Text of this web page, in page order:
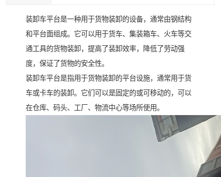
装卸车平台是一种用于货物装卸的设备，通常由钢结构
和平台面组成。它可以用于货车、集装箱车、火车等交
通工具的货物装卸，提高了装卸效率，降低了劳动强
度，保证了货物的安全性。
装卸车平台是指用于货物装卸的平台设施，通常用于货
车或卡车的装卸。它们可以是固定的或可移动的，可以
在仓库、码头、工厂、物流中心等场所使用。